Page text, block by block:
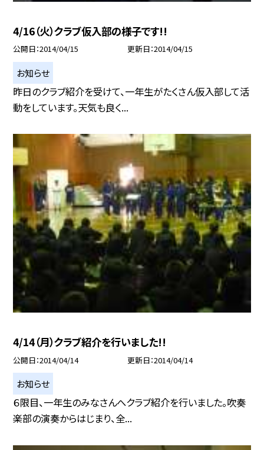
4/16（火）クラブ仮入部の様子です!!
公開日 2014/04/15 更新日 2014/04/15
お知らせ
昨日のクラブ紹介を受けて、一年生がたくさん仮入部して活
動をしています。天気も良く...
4/14（月）クラブ紹介を行いました!!
公開日 2014/04/14 更新日 2014/04/14
お知らせ
６限目、一年生のみなさんへクラブ紹介を行いました。吹奏
楽部の演奏からはじまり、全...